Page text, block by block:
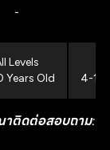
-
Levels
Years Old
4-10
ติดต่อสอบถาม: